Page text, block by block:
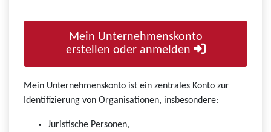
Mein Unternehmenskonto
erstellen oder anmelden
Mein Unternehmenskonto ist ein zentrales Konto zur
Identifizierung von Organisationen, insbesondere:
Juristische Personen,